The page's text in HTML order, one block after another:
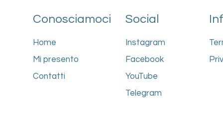
Conosciamoci
Home
Mi presento
Contatti
Social
Instagram
Facebook
YouTube
Telegram